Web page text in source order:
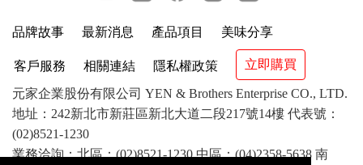
品牌故事 最新消息 產品項目 美味分享
客戶服務 相關連結 隱私權政策 立即購買
元家企業股份有限公司 YEN & Brothers Enterprise CO., LTD.
地址：242新北市新莊區新北大道二段217號14樓 代表號：
(02)8521-1230
業務洽詢：北區：(02)8521-1230 中區：(04)2358-5638 南